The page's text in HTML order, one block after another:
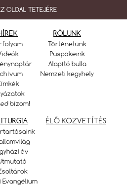
OLDAL TETEJÉRE
bízom!
RÓLUNK
Történetünk
Püspökeink
Alapító bulla
Nemzeti kegyhely
év
Evangélium
ÉLŐ KÖZVETÍTÉS